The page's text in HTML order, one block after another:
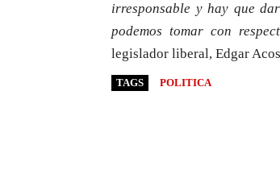
irresponsable y hay que
podemos tomar con
legislador liberal, Edgar
TAGS POLITICA